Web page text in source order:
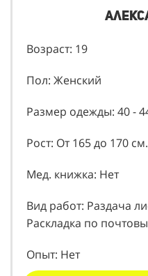
Возраст: 19
Пол: Женский
Размер одежды: 40 -
Рост: От 165 до 170 см.
Мед. книжка: Нет
Вид работ: Раздача
Раскладка по
Опыт: Нет